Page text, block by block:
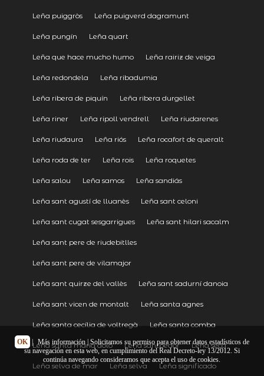
Leña puiggròs Leña puigverd dagramunt
Leña pungín Leña quart
Leña que hace mucho humo Leña rairiz de veiga
Leña redondela Leña ribadumia
Leña ribera de piquín Leña ribera durgellet
Leña riner Leña ripoll vendrell Leña riudarenes
Leña riudaura Leña riós Leña rocafort de queralt
Leña roda de ter Leña rois Leña roquetes
Leña salou Leña samos Leña sandiás
Leña sant agustí de lluanès Leña sant celoni
Leña sant cugat sesgarrigues Leña sant hilari sacalm
Leña sant pere de riudebitlles
Leña sant pere de vilamajor
Leña sant quirze del vallès Leña sant sadurní danoia
Leña sant vicen de montalt Leña santa agnes
Leña santa cecília de voltregà Leña santa comba
Leña santa maria doló Leña santpedor Leña seca
Leña selva de mar Leña selva Leña significado
OK | Más información| Solicitamos su permiso para obtener datos estadísticos de
su navegación en esta web, en cumplimiento del Real Decreto-ley 13/2012. Si
continúa navegando consideramos que acepta el uso de cookies.